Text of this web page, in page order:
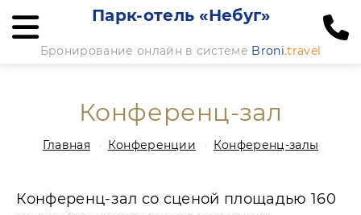
Парк-отель «Небуг»
Бронирование онлайн в системе Broni.travel
Конференц-зал
Главная Конференции Конференц-залы
Конференц-зал со сценой площадью 160